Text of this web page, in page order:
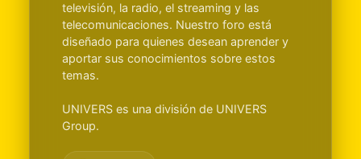
televisión, la radio, el streaming y las
telecomunicaciones. Nuestro foro está
diseñado para quienes desean aprender y
aportar sus conocimientos sobre estos
temas.
UNIVERS es una división de UNIVERS
Group.